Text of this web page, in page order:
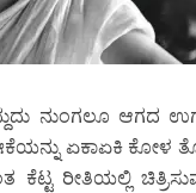
ನುಂಗಲೂ ಆಗದ
ಏಕಾಏಕಿ ಕೋಳ
ರೀತಿಯಲ್ಲಿ